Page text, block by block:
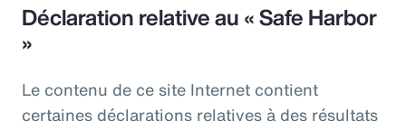
Déclaration relative au « Safe Harbor
»
Le contenu de ce site Internet contient
certaines déclarations relatives à des résultats